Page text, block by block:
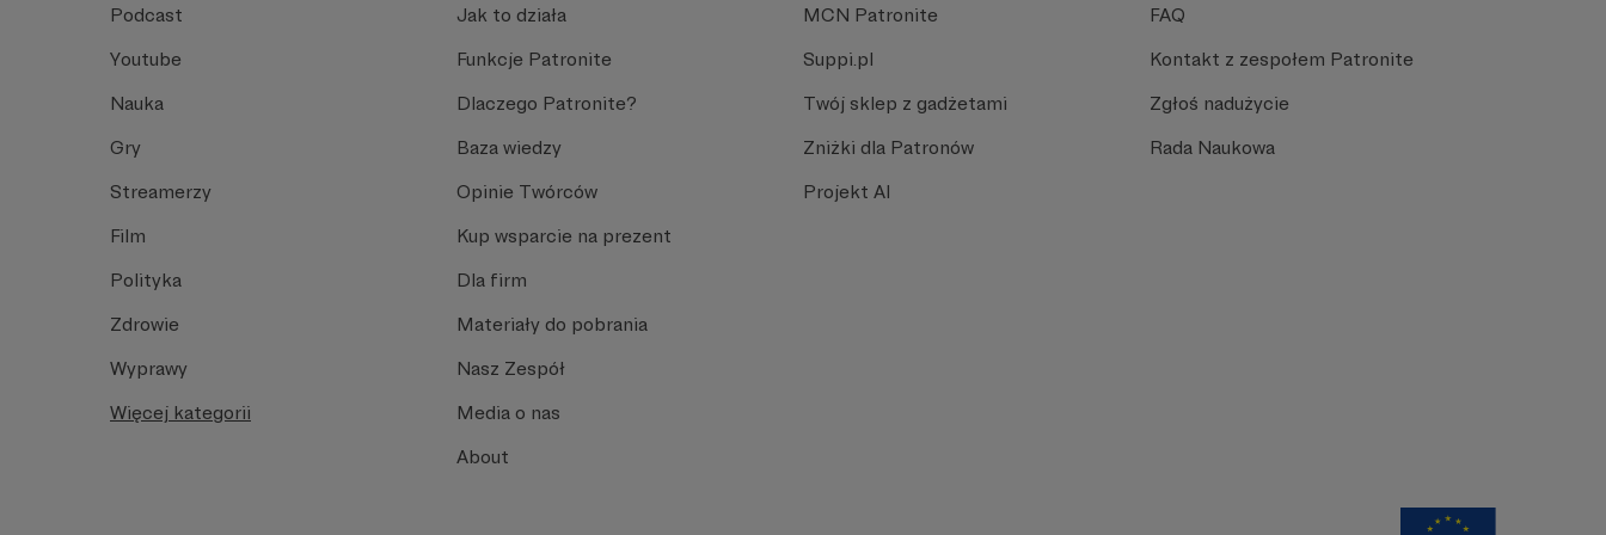
Podcast
Youtube
Nauka
Gry
Streamerzy
Film
Polityka
Zdrowie
Wyprawy
Więcej kategorii
Jak to działa
Funkcje Patronite
Dlaczego Patronite?
Baza wiedzy
Opinie Twórców
Kup wsparcie na prezent
Dla firm
Materiały do pobrania
Nasz Zespół
Media o nas
About
MCN Patronite
Suppi.pl
Twój sklep z gadżetami
Zniżki dla Patronów
Projekt AI
FAQ
Kontakt z zespołem Patronite
Zgłoś nadużycie
Rada Naukowa